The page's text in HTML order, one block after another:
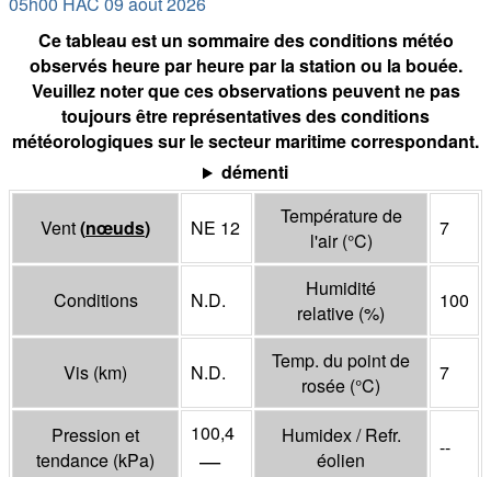
Ce tableau est un sommaire des conditions météo
observés heure par heure par la station ou la bouée.
Veuillez noter que ces observations peuvent ne pas
toujours être représentatives des conditions
météorologiques sur le secteur maritime correspondant.
démenti
Vent(nœuds) NE 12
Température de
l'air(°C)
7
Conditions N.D.
Humidité
relative (%)
100
Vis (km) N.D.
Temp. du point de
rosée (°C)
7
Pression et
tendance (kPa)
100,4
—
Humidex / Refr.
éolien
--